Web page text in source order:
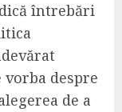
întrebări
vorba despre
de a